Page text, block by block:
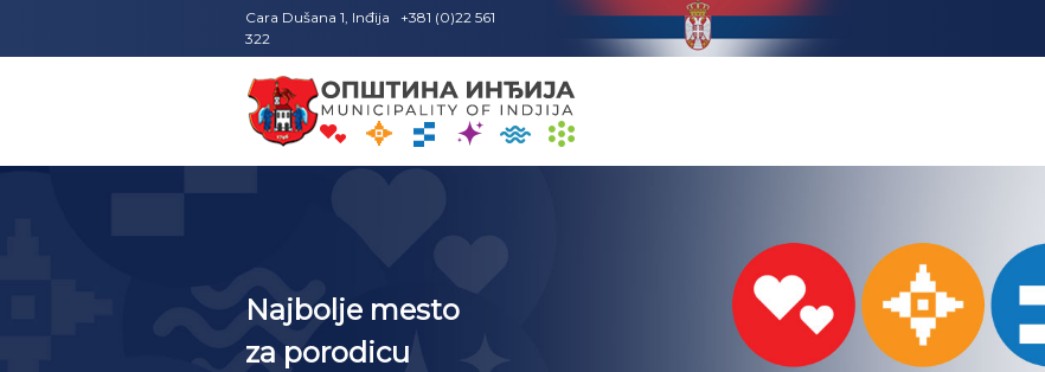
Cara Dušana 1, Inđija +381 (0)22 561
322
Najbolje mesto
za porodicu